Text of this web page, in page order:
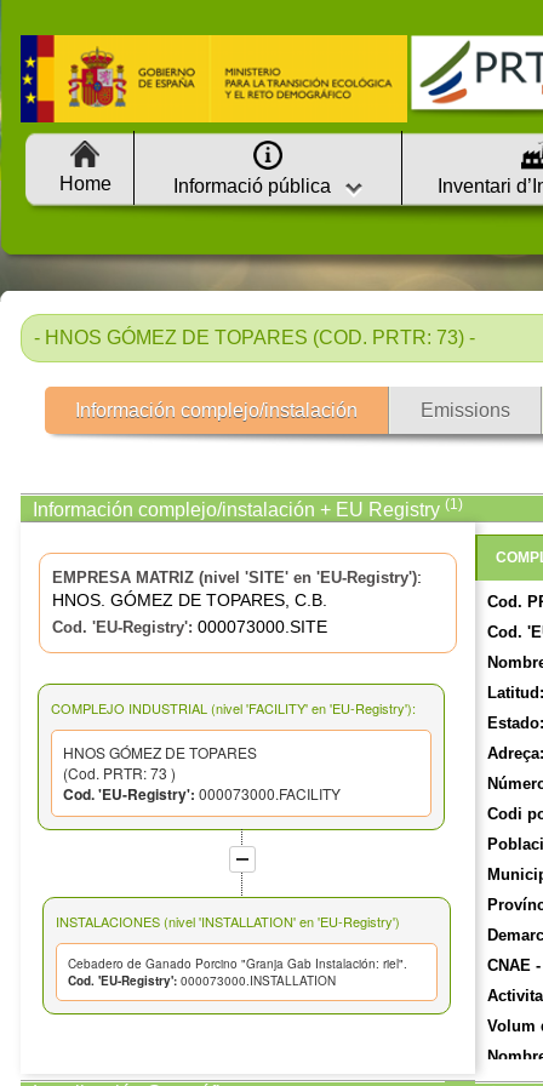
Home Informació pública Inventari
- HNOS GÓMEZ DE TOPARES (COD. PRTR: 73) -
Información complejo/instalación Emissions
Información complejo/instalación + EU Registry (1)
EMPRESA MATRIZ (nivel 'SITE' en 'EU-Registry'):
HNOS. GÓMEZ DE TOPARES, C.B.
Cod. 'EU-Registry': 000073000.SITE
COMPLEJO INDUSTRIAL (nivel 'FACILITY' en 'EU-Registry'):
HNOS GÓMEZ DE TOPARES
(Cod. PRTR: 73 )
Cod. 'EU-Registry': 000073000.FACILITY
INSTALACIONES (nivel 'INSTALLATION' en 'EU-Registry')
Cebadero de Ganado Porcino "Granja Gab Instalación: riel".
Cod. 'EU-Registry': 000073000.INSTALLATION
Cod.
Cod.
Latitud:
Estado:
Adreça:
Codi
CNAE
Volum